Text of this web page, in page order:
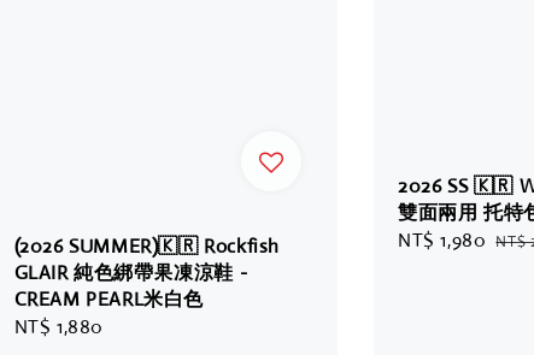
(2026 SUMMER)🇰🇷 Rockfish
GLAIR 純色綁帶果凍涼鞋 -
CREAM PEARL米白色
Regular
NT$ 1,880
2026 SS 🇰🇷
雙面兩用 托特
Sale
NT$ 1,980 NT$